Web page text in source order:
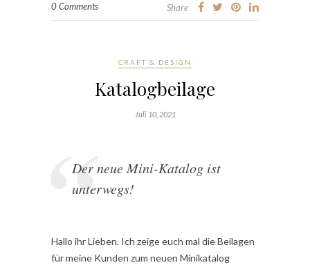
0 Comments Share
CRAFT & DESIGN
Katalogbeilage
Juli 10, 2021
Der neue Mini-Katalog ist
unterwegs!
Hallo ihr Lieben. Ich zeige euch mal die Beilagen
für meine Kunden zum neuen Minikatalog